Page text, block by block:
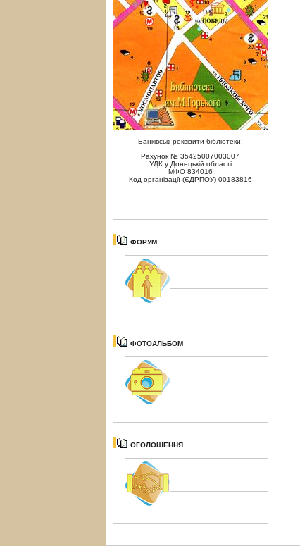
Банківські реквізити бібліотеки:
Рахунок № 35425007003007
УДК у Донецькій області
МФО 834016
Код організації (ЄДРПОУ) 00183816
ФОРУМ
ФОТОАЛЬБОМ
ОГОЛОШЕННЯ